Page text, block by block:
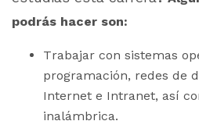
podrás hacer son:
Trabajar con sistemas
programación, redes de
Internet e Intranet, así
inalámbrica.